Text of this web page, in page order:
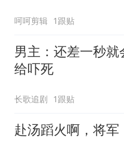
呵呵剪辑 1跟贴
男主：还差一秒就
给吓死
长歌追剧 1跟贴
赴汤蹈火啊，将军